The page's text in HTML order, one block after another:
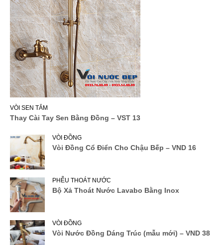
VÒI SEN TẮM
Thay Cài Tay Sen Bằng Đồng – VST 13
VÒI ĐỒNG
Vòi Đồng Cổ Điển Cho Chậu Bếp – VND 16
PHỄU THOÁT NƯỚC
Bộ Xả Thoát Nước Lavabo Bằng Inox
VÒI ĐỒNG
Vòi Nước Đồng Dáng Trúc (mẫu mới) – VND 38